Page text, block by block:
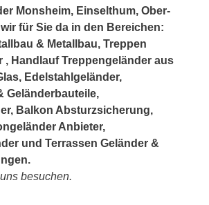
Monsheim, Einselthum, Ober-
für Sie da in den Bereichen:
& Metallbau, Treppen
, Handlauf Treppengeländer aus
Edelstahlgeländer,
Geländerbauteile,
Balkon Absturzsicherung,
Anbieter,
und Terrassen Geländer &
besuchen.